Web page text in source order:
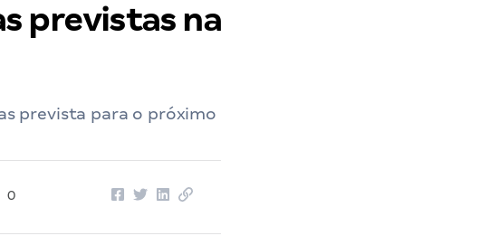
previstas na
prevista para o próximo
0